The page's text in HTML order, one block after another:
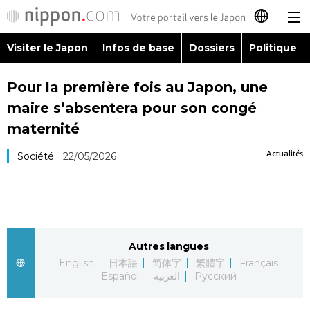
日本語
English
Русский
Visiter le Japon
Visiter le Japon Infos de base Dossiers Politique
Pour la première fois au Japon, une
maire s’absentera pour son congé
maternité
Actualités
Société 22/05/2026
Autres langues
English
日本語 简体字 繁體字
Français
Español
العربية Русский